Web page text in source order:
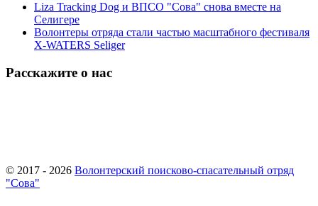
Liza Tracking Dog и ВПСО "Сова" снова вместе на
Селигере
Волонтеры отряда стали частью масштабного фестиваля
X-WATERS Seliger
Расскажите о нас
© 2017 - 2026 Волонтерский поисково-спасательный отряд
"Сова"